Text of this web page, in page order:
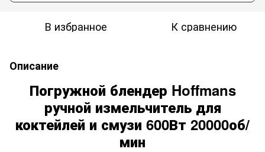
В избранное К сравнению
Описание
Погружной блендер Hoffmans
ручной измельчитель для
коктейлей и смузи 600Вт 20000об/
мин